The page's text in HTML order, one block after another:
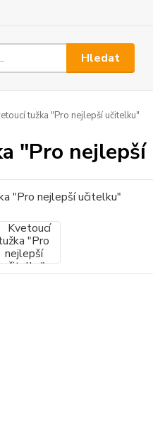
Hledat
tužka "Pro nejlepší učitelku"
"Pro